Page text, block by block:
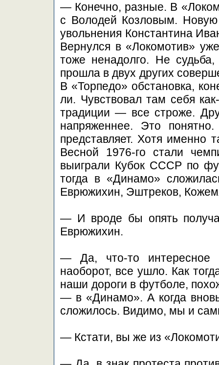
— Конечно, разные. В
с Володей Козловым.
увольнения Константина
Вернулся в «Локомотив»
тоже ненадолго. Не
прошла в двух других
В «Торпедо» обстановка,
ли. Чувствовал там себя
традиции — все строже.
напряженнее. Это
представляет. Хотя именно
Весной 1976-го стали
выиграли Кубок СССР по
тогда в «Динамо»
Еврюжихин, Эштреков,
— И вроде бы опять
Еврюжихин.
— Да, что-то интересное
наоборот, все ушло. Как
наши дороги в футболе,
— в «Динамо». А когда
сложилось. Видимо, мы и
— Кстати, вы же из